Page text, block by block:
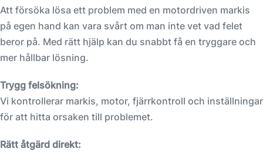
Att försöka lösa ett problem med en motordriven markis
på egen hand kan vara svårt om man inte vet vad felet
beror på. Med rätt hjälp kan du snabbt få en tryggare och
mer hållbar lösning.
Trygg felsökning:
Vi kontrollerar markis, motor, fjärrkontroll och inställningar
för att hitta orsaken till problemet.
Rätt åtgärd direkt: